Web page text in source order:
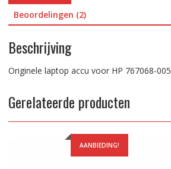
Beoordelingen (2)
Beschrijving
Originele laptop accu voor HP 767068-005
Gerelateerde producten
AANBIEDING!